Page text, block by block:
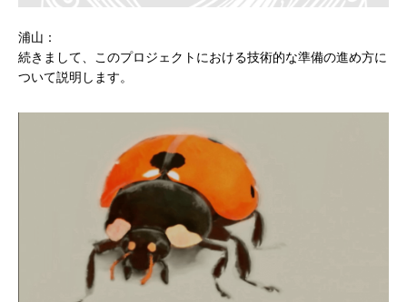
浦山：
続きまして、このプロジェクトにおける技術的な準備の進め方に
ついて説明します。